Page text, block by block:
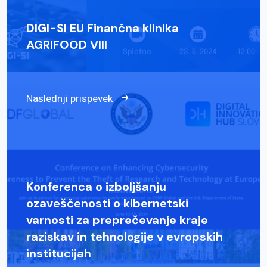
DIGI-SI EU Finančna klinika
AGRIFOOD VIII
Naslednji prispevek
Konferenca o izboljšanju
ozaveščenosti o kibernetski
varnosti za preprečevanje kraje
raziskav in tehnologije v evropskih
institucijah